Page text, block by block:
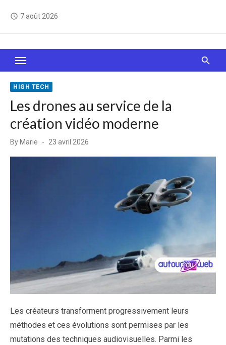
access_time 7 août 2026
Le Web, c'est comme une boîte de chocolats… On
sait jamais sur quoi on va tomber !
HIGH TECH
Les drones au service de la
création vidéo moderne
By Marie
Posted
23 avril 2026
Les créateurs transforment progressivement leurs
méthodes et ces évolutions sont permises par les
mutations des techniques audiovisuelles. Parmi les